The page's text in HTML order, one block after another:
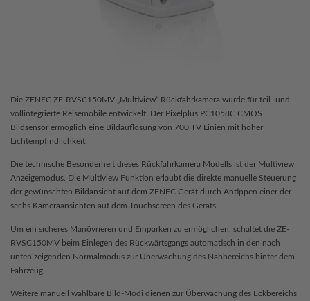
Die ZENEC ZE-RVSC150MV „Multiview“ Rückfahrkamera wurde für teil- und
vollintegrierte Reisemobile entwickelt. Der Pixelplus PC1058C CMOS
Bildsensor ermöglich eine Bildauflösung von 700 TV Linien mit hoher
Lichtempfindlichkeit.
Die technische Besonderheit dieses Rückfahrkamera Modells ist der Multiview
Anzeigemodus. Die Multiview Funktion erlaubt die direkte manuelle Steuerung
der gewünschten Bildansicht auf dem ZENEC Gerät durch Antippen einer der
sechs Kameraansichten auf dem Touchscreen des Geräts.
Um ein sicheres Manövrieren und Einparken zu ermöglichen, schaltet die ZE-
RVSC150MV beim Einlegen des Rückwärtsgangs automatisch in den nach
unten zeigenden Normalmodus zur Überwachung des Nahbereichs hinter dem
Fahrzeug.
Weitere manuell wählbare Bild-Modi dienen zur Überwachung des Eckbereichs